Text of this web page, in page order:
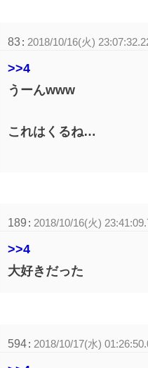
83: 2018/10/16(火)
>>4
うーんwww
これはくるね…
189 : 2018/10/16(火)
>>4
大好きだった
594: 2018/10/17(水)